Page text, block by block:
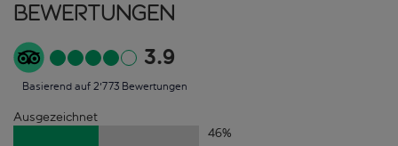
Bewertungen
3.9
Basierend auf 2'773 Bewertungen
Ausgezeichnet
46%